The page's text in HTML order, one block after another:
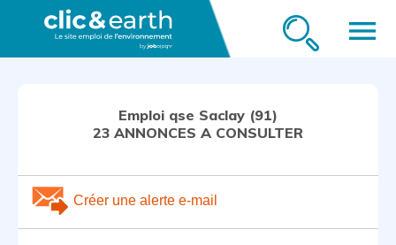
menu
Emploi qse Saclay (91)
23 ANNONCES A CONSULTER
Créer une alerte e-mail